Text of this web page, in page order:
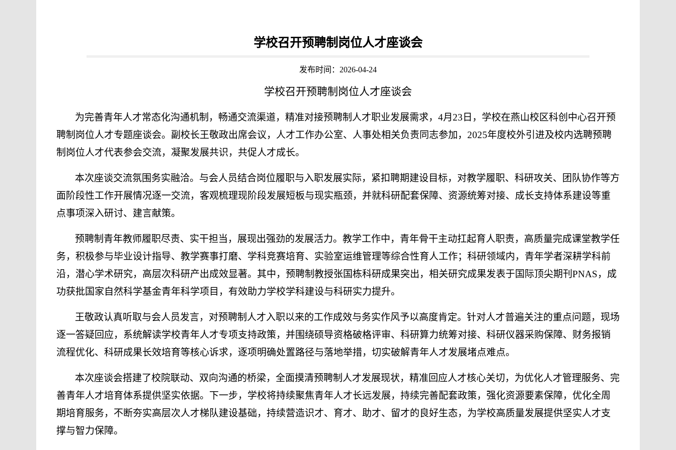
学校召开预聘制岗位人才座谈会
发布时间：2026-04-24
学校召开预聘制岗位人才座谈会
为完善青年人才常态化沟通机制，畅通交流渠道，精准对接预聘制人才职业发展需求， 4月23日，学校在燕山校区科创中心召开预
聘制岗位人才专题座谈会。副校长王敬政出席会议，人才工作办公室、人事处相关负责同志参加，2025年度校外引进及校内选聘预聘
制岗位人才代表参会交流，凝聚发展共识，共促人才成长。
本次座谈交流氛围务实融洽。与会人员结合岗位履职与入职发展实际，紧扣聘期建设目标，对教学履职、科研攻关、团队协作等方
面阶段性工作开展情况逐一交流，客观梳理现阶段发展短板与现实瓶颈，并就科研配套保障、资源统筹对接、成长支持体系建设等重
点事项深入研讨、建言献策。
预聘制青年教师履职尽责、实干担当，展现出强劲的发展活力。教学工作中，青年骨干主动扛起育人职责，高质量完成课堂教学任
务，积极参与毕业设计指导、教学赛事打磨、学科竞赛培育、实验室运维管理等综合性育人工作；科研领域内，青年学者深耕学科前
沿，潜心学术研究，高层次科研产出成效显著。其中，预聘制教授张国栋科研成果突出，相关研究成果发表于国际顶尖期刊 PNAS，成
功获批国家自然科学基金青年科学项目，有效助力学校学科建设与科研实力提升。
王敬政认真听取与会人员发言，对预聘制人才入职以来的工作成效与务实作风予以高度肯定。针对人才普遍关注的重点问题，现场
逐一答疑回应，系统解读学校青年人才专项支持政策，并围绕硕导资格破格评审、科研算力统筹对接、科研仪器采购保障、财务报销
流程优化、科研成果长效培育等核心诉求，逐项明确处置路径与落地举措，切实破解青年人才发展堵点难点。
本次座谈会搭建了校院联动、双向沟通的桥梁，全面摸清预聘制人才发展现状，精准回应人才核心关切，为优化人才管理服务、完
善青年人才培育体系提供坚实依据。下一步，学校将持续聚焦青年人才长远发展，持续完善配套政策，强化资源要素保障，优化全周
期培育服务，不断夯实高层次人才梯队建设基础，持续营造识才、育才、助才、留才的良好生态，为学校高质量发展提供坚实人才支
撑与智力保障。